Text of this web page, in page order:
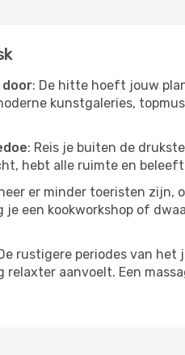
: De hitte hoeft jouw
kunstgaleries,
: Reis je buiten de
hebt alle ruimte en
er minder toeristen zijn,
je een kookworkshop of
rustigere periodes van
relaxter aanvoelt. Een